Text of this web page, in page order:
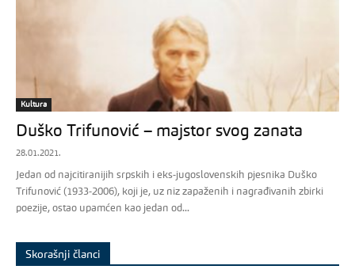
Kultura
Duško Trifunović – majstor svog zanata
28.01.2021.
Jedan od najcitiranijih srpskih i eks-jugoslovenskih pjesnika Duško
Trifunović (1933-2006), koji je, uz niz zapaženih i nagrađivanih zbirki
poezije, ostao upamćen kao jedan od...
Skorašnji članci